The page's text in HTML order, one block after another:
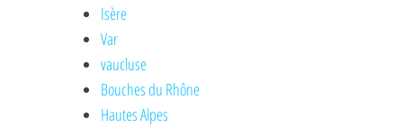
Isère
Var
vaucluse
Bouches du Rhône
Hautes Alpes